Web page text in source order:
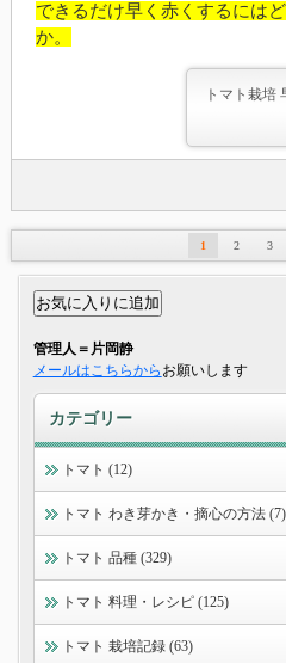
できるだけ早く赤くするには
か。
トマト栽培
1 2 3
管理人＝片岡静
メールはこちらから お願いします
カテゴリー
トマト (12)
トマト わき芽かき・摘心の方法 (7)
トマト 品種 (329)
トマト 料理・レシピ (125)
トマト 栽培記録 (63)